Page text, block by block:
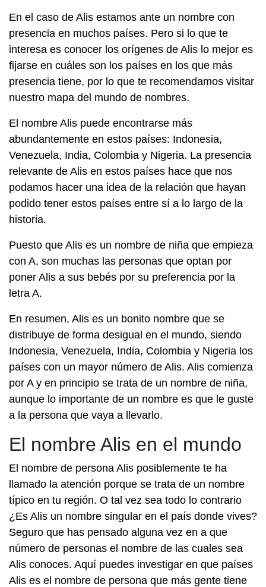
En el caso de Alis estamos ante un nombre con
presencia en muchos países. Pero si lo que te
interesa es conocer los orígenes de Alis lo mejor es
fijarse en cuáles son los países en los que más
presencia tiene, por lo que te recomendamos visitar
nuestro mapa del mundo de nombres.
El nombre Alis puede encontrarse más
abundantemente en estos países: Indonesia,
Venezuela, India, Colombia y Nigeria. La presencia
relevante de Alis en estos países hace que nos
podamos hacer una idea de la relación que hayan
podido tener estos países entre sí a lo largo de la
historia.
Puesto que Alis es un nombre de niña que empieza
con A, son muchas las personas que optan por
poner Alis a sus bebés por su preferencia por la
letra A.
En resumen, Alis es un bonito nombre que se
distribuye de forma desigual en el mundo, siendo
Indonesia, Venezuela, India, Colombia y Nigeria los
países con un mayor número de Alis. Alis comienza
por A y en principio se trata de un nombre de niña,
aunque lo importante de un nombre es que le guste
a la persona que vaya a llevarlo.
El nombre Alis en el mundo
El nombre de persona Alis posiblemente te ha
llamado la atención porque se trata de un nombre
típico en tu región. O tal vez sea todo lo contrario
¿Es Alis un nombre singular en el país donde vives?
Seguro que has pensado alguna vez en a que
número de personas el nombre de las cuales sea
Alis conoces. Aquí puedes investigar en que países
Alis es el nombre de persona que más gente tiene